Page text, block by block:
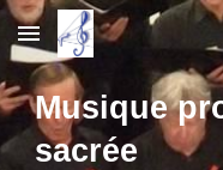
Skip to main content
Musique
sacrée